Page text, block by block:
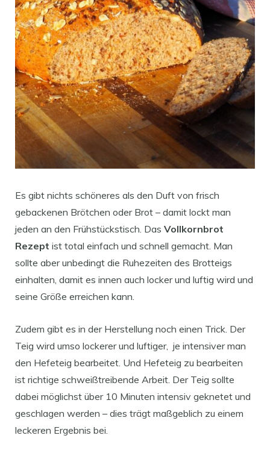
Es gibt nichts schöneres als den Duft von frisch
gebackenen Brötchen oder Brot – damit lockt man
jeden an den Frühstückstisch. Das Vollkornbrot
Rezept ist total einfach und schnell gemacht. Man
sollte aber unbedingt die Ruhezeiten des Brotteigs
einhalten, damit es innen auch locker und luftig wird und
seine Größe erreichen kann.
Zudem gibt es in der Herstellung noch einen Trick. Der
Teig wird umso lockerer und luftiger, je intensiver man
den Hefeteig bearbeitet. Und Hefeteig zu bearbeiten
ist richtige schweißtreibende Arbeit. Der Teig sollte
dabei möglichst über 10 Minuten intensiv geknetet und
geschlagen werden – dies trägt maßgeblich zu einem
leckeren Ergebnis bei.